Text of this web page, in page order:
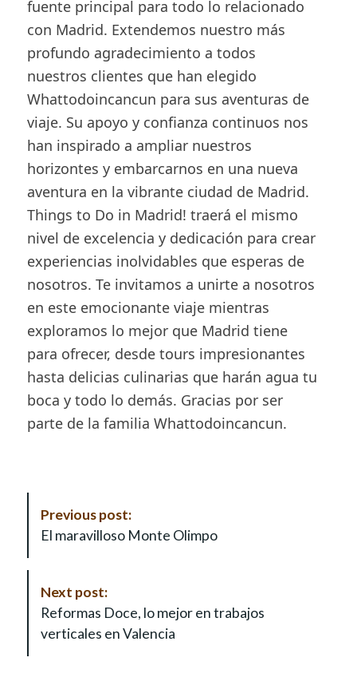
fuente principal para todo lo relacionado
con Madrid. Extendemos nuestro más
profundo agradecimiento a todos
nuestros clientes que han elegido
Whattodoincancun para sus aventuras de
viaje. Su apoyo y confianza continuos nos
han inspirado a ampliar nuestros
horizontes y embarcarnos en una nueva
aventura en la vibrante ciudad de Madrid.
Things to Do in Madrid! traerá el mismo
nivel de excelencia y dedicación para crear
experiencias inolvidables que esperas de
nosotros. Te invitamos a unirte a nosotros
en este emocionante viaje mientras
exploramos lo mejor que Madrid tiene
para ofrecer, desde tours impresionantes
hasta delicias culinarias que harán agua tu
boca y todo lo demás. Gracias por ser
parte de la familia Whattodoincancun.
t
Previous post:
El maravilloso Monte Olimpo
Next post:
Reformas Doce, lo mejor en trabajos
verticales en Valencia